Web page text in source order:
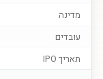
מדינה
עובדים
תאריך IPO